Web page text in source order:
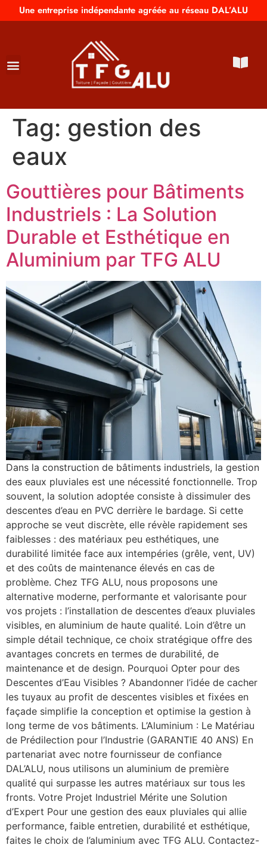
Une entreprise indépendante agréée au réseau DAL’ALU
Tag: gestion des
eaux
Gouttières pour Bâtiments
Industriels : La Solution
Durable et Esthétique en
Aluminium par TFG ALU
Dans la construction de bâtiments industriels, la gestion
des eaux pluviales est une nécessité fonctionnelle. Trop
souvent, la solution adoptée consiste à dissimuler des
descentes d’eau en PVC derrière le bardage. Si cette
approche se veut discrète, elle révèle rapidement ses
faiblesses : des matériaux peu esthétiques, une
durabilité limitée face aux intempéries (grêle, vent, UV)
et des coûts de maintenance élevés en cas de
problème. Chez TFG ALU, nous proposons une
alternative moderne, performante et valorisante pour
vos projets : l’installation de descentes d’eaux pluviales
visibles, en aluminium de haute qualité. Loin d’être un
simple détail technique, ce choix stratégique offre des
avantages concrets en termes de durabilité, de
maintenance et de design. Pourquoi Opter pour des
Descentes d’Eau Visibles ? Abandonner l’idée de cacher
les tuyaux au profit de descentes visibles et fixées en
façade simplifie la conception et optimise la gestion à
long terme de vos bâtiments. L’Aluminium : Le Matériau
de Prédilection pour l’Industrie (GARANTIE 40 ANS) En
partenariat avec notre fournisseur de confiance
DAL’ALU, nous utilisons un aluminium de première
qualité qui surpasse les autres matériaux sur tous les
fronts. Votre Projet Industriel Mérite une Solution
d’Expert Pour une gestion des eaux pluviales qui allie
performance, faible entretien, durabilité et esthétique,
faites le choix de l’aluminium avec TFG ALU. Contactez-